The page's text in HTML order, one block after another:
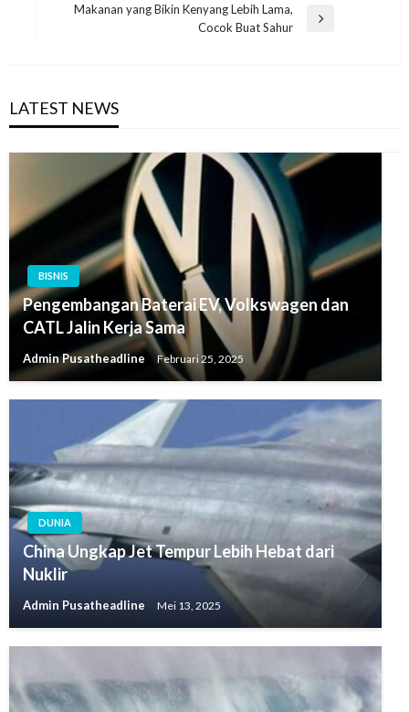
Makanan yang Bikin Kenyang Lebih Lama,
Cocok Buat Sahur
LATEST NEWS
BISNIS
Pengembangan Baterai EV, Volkswagen dan
CATL Jalin Kerja Sama
Admin Pusatheadline Februari 25, 2025
DUNIA
China Ungkap Jet Tempur Lebih Hebat dari
Nuklir
Admin Pusatheadline Mei 13, 2025